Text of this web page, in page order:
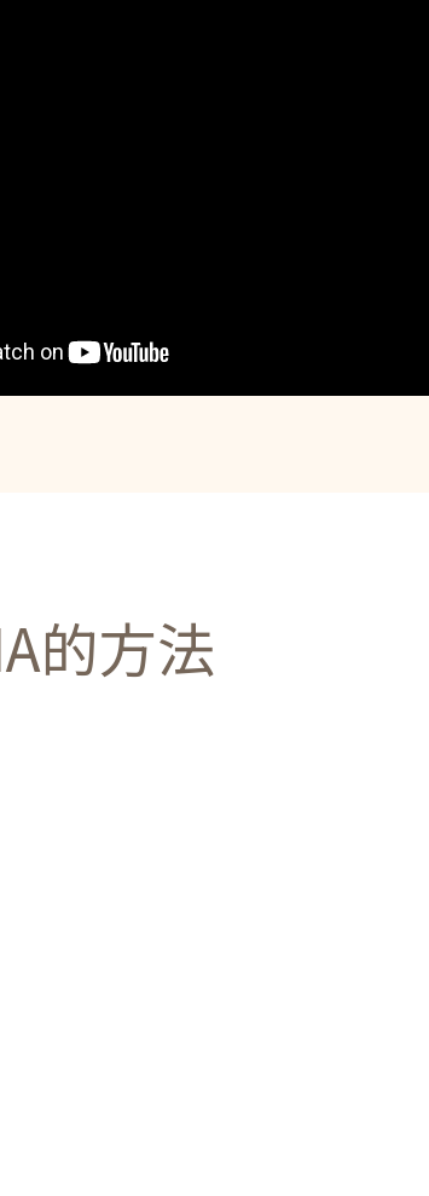
的方法